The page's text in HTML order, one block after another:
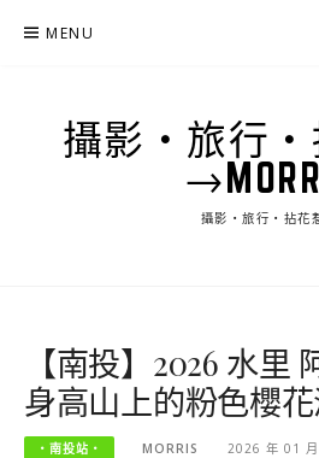
MENU
攝影‧旅行‧
攝影‧旅行‧拈花
【南投】2026 水里
身高山上的粉色櫻
‧南投站‧ MORRIS 2026 年 01